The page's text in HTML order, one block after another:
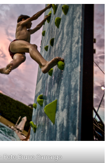
Foto Bruno Camargo